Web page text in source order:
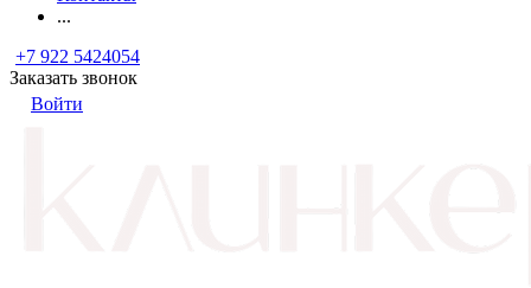
...
+7 922 5424054
Заказать звонок
Войти